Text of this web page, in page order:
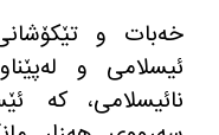
خەبات و
ئیسلامی و
نائیسلامی، کە